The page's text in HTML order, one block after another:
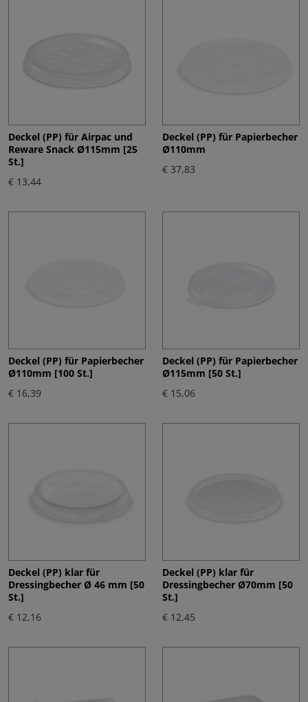
Deckel (PP) für Airpac und
Reware Snack Ø115mm [25
St.]
€ 13,44
Deckel (PP) für Papierbecher
Ø110mm
€ 37,83
Deckel (PP) für Papierbecher
Ø110mm [100 St.]
€ 16,39
Deckel (PP) für Papierbecher
Ø115mm [50 St.]
€ 15,06
Deckel (PP) klar für
Dressingbecher Ø 46 mm [50
St.]
€ 12,16
Deckel (PP) klar für
Dressingbecher Ø70mm [50
St.]
€ 12,45